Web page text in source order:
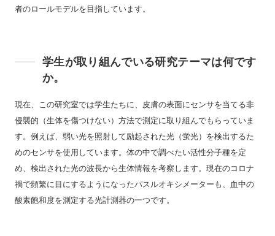
者のロールモデルを目指しています。
学生が取り組んでいる研究テーマは何です
か。
現在、この研究室では学生たちに、皮膚の表面にセンサを当てる非
侵襲的（生体を傷つけない）方法で測定に取り組んでもらっていま
す。例えば、弱い光を照射して励起された光（蛍光）を検出するた
めのセンサを使用しています。体の中で調べたい活性分子種を定
め、検出された光の波長から生体情報を考察します。現在のコロナ
禍で頻繁に目にするようになったパスルオキシメーターも、血中の
酸素飽和度を測定する光計測器の一つです。